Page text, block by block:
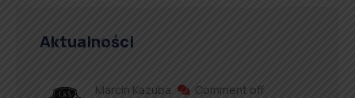
Aktualności
Marcin Kazuba Comment off